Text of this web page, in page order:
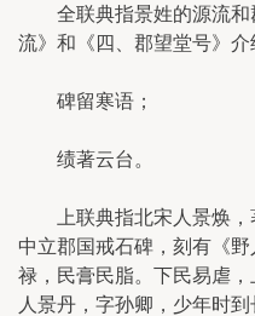
全联典指景姓的源流和
流》和《四、郡望堂号》介
碑留寒语；
绩著云台。
上联典指北宋人景焕，
中立郡国戒石碑，刻有《
禄，民膏民脂。下民易虐，
人景丹，字孙卿，少年时